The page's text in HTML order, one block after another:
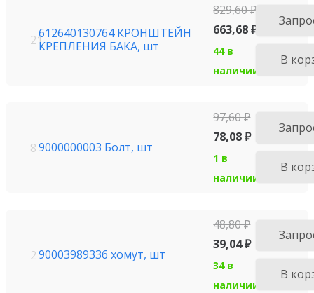
21612640130764 КРОНШТЕЙН
КРЕПЛЕНИЯ БАКА, шт
829,60₽
663,68₽
44 в
наличии
В
89000000003 Болт, шт
97,60₽
78,08₽
1 в
наличии
В
290003989336 хомут, шт
48,80₽
39,04₽
34 в
наличии
В